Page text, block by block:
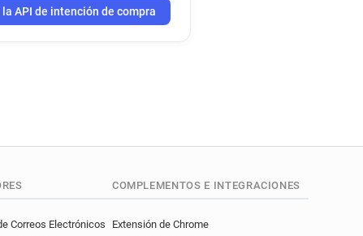
la API de intención de compra
Correos Electrónicos
COMPLEMENTOS E INTEGRACIONES
Extensión de Chrome